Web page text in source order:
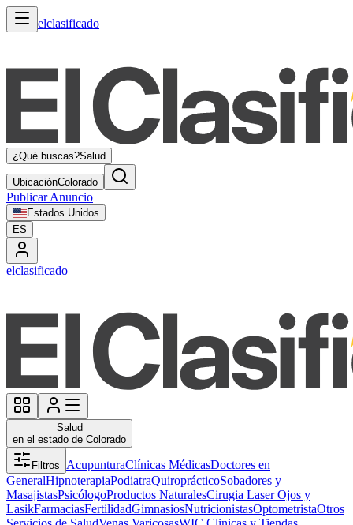
elclasificado
¿Qué buscas?Salud
UbicaciónColorado
Publicar Anuncio
Estados Unidos
ES
elclasificado
Salud
en el estado de Colorado
Filtros AcupunturaClínicas MédicasDoctores en
GeneralHipnoterapiaPodiatraQuiroprácticoSobadores y
MasajistasPsicólogoProductos NaturalesCirugia Laser Ojos y
LasikFarmaciasFertilidadGimnasiosNutricionistasOptometristaOtros